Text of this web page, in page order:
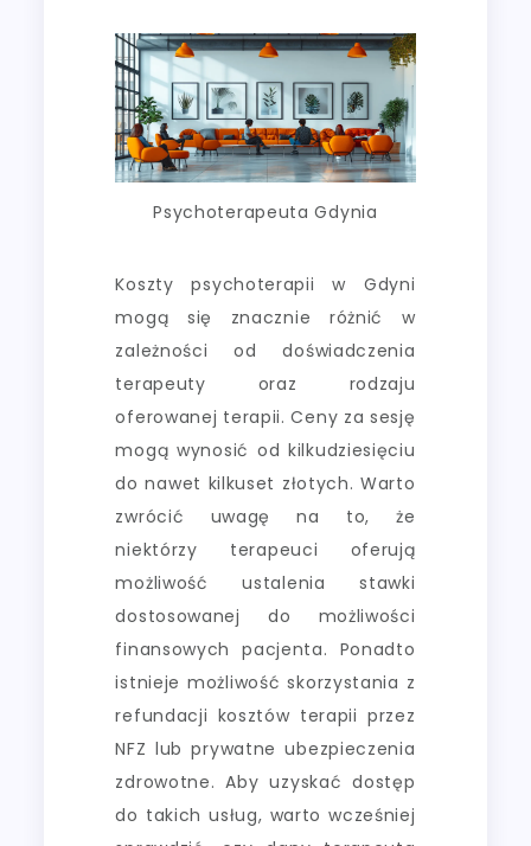
Psychoterapeuta Gdynia
Koszty psychoterapii w Gdyni
mogą się znacznie różnić w
zależności od doświadczenia
terapeuty oraz rodzaju
oferowanej terapii. Ceny za sesję
mogą wynosić od kilkudziesięciu
do nawet kilkuset złotych. Warto
zwrócić uwagę na to, że
niektórzy terapeuci oferują
możliwość ustalenia stawki
dostosowanej do możliwości
finansowych pacjenta. Ponadto
istnieje możliwość skorzystania z
refundacji kosztów terapii przez
NFZ lub prywatne ubezpieczenia
zdrowotne. Aby uzyskać dostęp
do takich usług, warto wcześniej